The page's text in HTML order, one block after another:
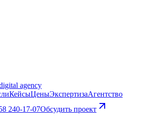
КейсыЦеныЭкспертизаАгентство
240‑17‑07Обсудить проект